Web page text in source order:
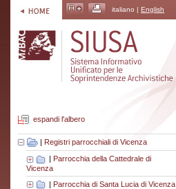
italiano | English
espandi l'albero
| Registri parrocchiali di Vicenza
| Parrocchia della Cattedrale di
Vicenza
| Parrocchia di Santa Lucia di Vicenza